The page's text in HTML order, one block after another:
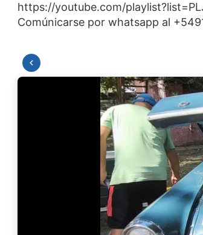
https://youtube.com/